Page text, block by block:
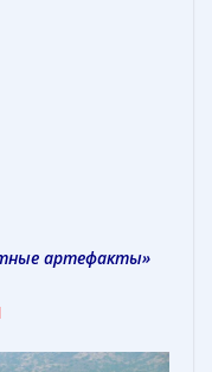
артефакты»